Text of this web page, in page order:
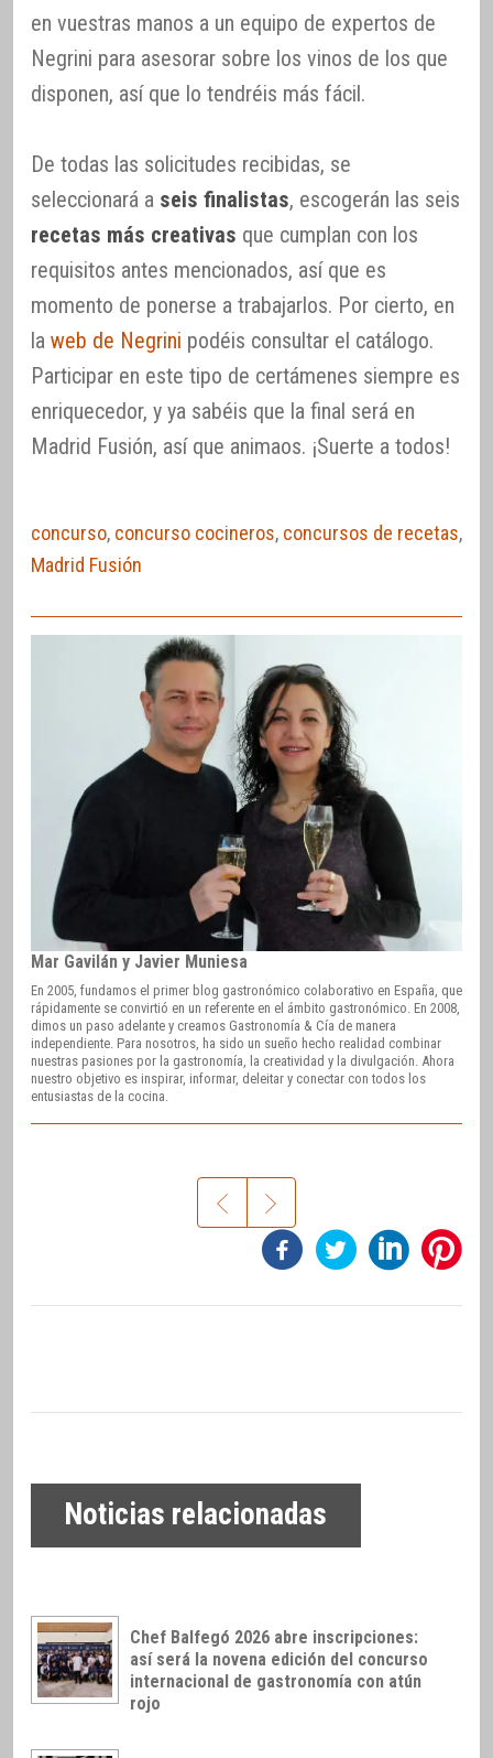
en vuestras manos a un equipo de expertos de
Negrini para asesorar sobre los vinos de los que
disponen, así que lo tendréis más fácil.
De todas las solicitudes recibidas, se
seleccionará a seis finalistas, escogerán las seis
recetas más creativas que cumplan con los
requisitos antes mencionados, así que es
momento de ponerse a trabajarlos. Por cierto, en
la web de Negrini podéis consultar el catálogo.
Participar en este tipo de certámenes siempre es
enriquecedor, y ya sabéis que la final será en
Madrid Fusión, así que animaos. ¡Suerte a todos!
concurso, concurso cocineros, concursos de recetas,
Madrid Fusión
Mar Gavilán y Javier Muniesa
En 2005, fundamos el primer blog gastronómico colaborativo en España, que
rápidamente se convirtió en un referente en el ámbito gastronómico. En 2008,
dimos un paso adelante y creamos Gastronomía & Cía de manera
independiente. Para nosotros, ha sido un sueño hecho realidad combinar
nuestras pasiones por la gastronomía, la creatividad y la divulgación. Ahora
nuestro objetivo es inspirar, informar, deleitar y conectar con todos los
entusiastas de la cocina.
Noticias relacionadas
Chef Balfegó 2026 abre inscripciones:
así será la novena edición del concurso
internacional de gastronomía con atún
rojo